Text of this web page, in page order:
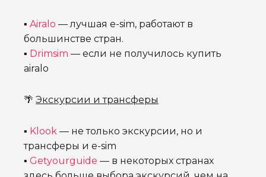
▪ Airalo — лучшая e-sim, работают в
большинстве стран.
▪ Drimsim — если не получилось купить
airalo
🌴 Экскурсии и трансферы
▪ Klook — не только экскурсии, но и
трансферы и e-sim
▪ Getyourguide — в некоторых странах